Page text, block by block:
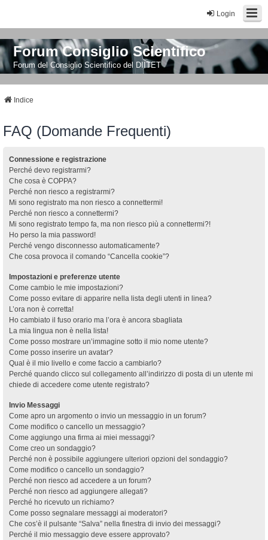
Login
Forum Consiglio Scientifico
Forum del Consiglio Scientifico del DIITET
Indice
FAQ (Domande Frequenti)
Connessione e registrazione
Perché devo registrarmi?
Che cosa è COPPA?
Perché non riesco a registrarmi?
Mi sono registrato ma non riesco a connettermi!
Perché non riesco a connettermi?
Mi sono registrato tempo fa, ma non riesco più a connettermi?!
Ho perso la mia password!
Perché vengo disconnesso automaticamente?
Che cosa provoca il comando “Cancella cookie”?
Impostazioni e preferenze utente
Come cambio le mie impostazioni?
Come posso evitare di apparire nella lista degli utenti in linea?
L’ora non è corretta!
Ho cambiato il fuso orario ma l’ora è ancora sbagliata
La mia lingua non è nella lista!
Come posso mostrare un’immagine sotto il mio nome utente?
Come posso inserire un avatar?
Qual è il mio livello e come faccio a cambiarlo?
Perché quando clicco sul collegamento all’indirizzo di posta di un utente mi
chiede di accedere come utente registrato?
Invio Messaggi
Come apro un argomento o invio un messaggio in un forum?
Come modifico o cancello un messaggio?
Come aggiungo una firma ai miei messaggi?
Come creo un sondaggio?
Perché non è possibile aggiungere ulteriori opzioni del sondaggio?
Come modifico o cancello un sondaggio?
Perché non riesco ad accedere a un forum?
Perché non riesco ad aggiungere allegati?
Perché ho ricevuto un richiamo?
Come posso segnalare messaggi ai moderatori?
Che cos’è il pulsante “Salva” nella finestra di invio dei messaggi?
Perché il mio messaggio deve essere approvato?